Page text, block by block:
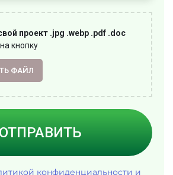
проект .jpg .webp .pdf .doc
кнопку
ФАЙЛ
ОТПРАВИТЬ
конфиденциальности и